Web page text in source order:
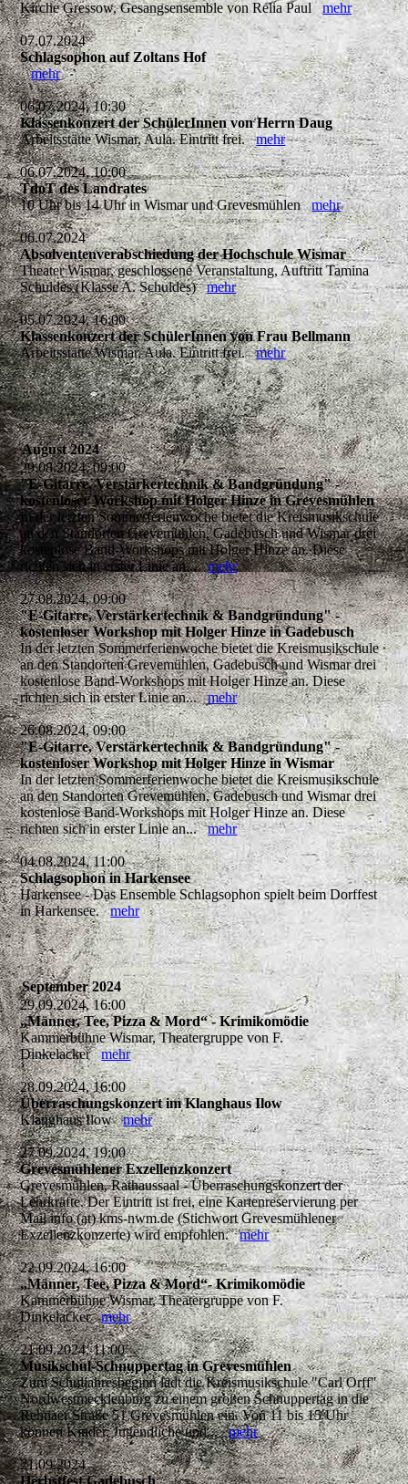
Kirche Gressow, Gesangsensemble von Relia Paulmehr
07.07.2024
Schlagsophon auf Zoltans Hof
mehr
06.07.2024, 10:30
Klassenkonzert der SchülerInnen von Herrn Daug
Arbeitsstätte Wismar, Aula. Eintritt frei.mehr
06.07.2024, 10:00
TdoT des Landrates
10 Uhr bis 14 Uhr in Wismar und Grevesmühlenmehr
06.07.2024
Absolventenverabschiedung der Hochschule Wismar
Theater Wismar, geschlossene Veranstaltung, Auftritt Tamina
Schuldes (Klasse A. Schuldes)mehr
05.07.2024, 16:00
Klassenkonzert der SchülerInnen von Frau Bellmann
Arbeitsstätte Wismar, Aula. Eintritt frei.mehr
August 2024
29.08.2024, 09:00
"E-Gitarre, Verstärkertechnik & Bandgründung" -
kostenloser Workshop mit Holger Hinze in Grevesmühlen
In der letzten Sommerferienwoche bietet die Kreismusikschule
an den Standorten Grevemühlen, Gadebusch und Wismar drei
kostenlose Band-Workshops mit Holger Hinze an. Diese
richten sich in erster Linie an...mehr
27.08.2024, 09:00
"E-Gitarre, Verstärkertechnik & Bandgründung" -
kostenloser Workshop mit Holger Hinze in Gadebusch
In der letzten Sommerferienwoche bietet die Kreismusikschule
an den Standorten Grevemühlen, Gadebusch und Wismar drei
kostenlose Band-Workshops mit Holger Hinze an. Diese
richten sich in erster Linie an...mehr
26.08.2024, 09:00
"E-Gitarre, Verstärkertechnik & Bandgründung" -
kostenloser Workshop mit Holger Hinze in Wismar
In der letzten Sommerferienwoche bietet die Kreismusikschule
an den Standorten Grevemühlen, Gadebusch und Wismar drei
kostenlose Band-Workshops mit Holger Hinze an. Diese
richten sich in erster Linie an...mehr
04.08.2024, 11:00
Schlagsophon in Harkensee
Harkensee - Das Ensemble Schlagsophon spielt beim Dorffest
in Harkensee.mehr
September 2024
29.09.2024, 16:00
„Männer, Tee, Pizza & Mord“ - Krimikomödie
Kammerbühne Wismar, Theatergruppe von F.
Dinkelackermehr
28.09.2024, 16:00
Überraschungskonzert im Klanghaus Ilow
Klanghaus Ilowmehr
27.09.2024, 19:00
Grevesmühlener Exzellenzkonzert
Grevesmühlen, Rathaussaal - Überraschungskonzert der
Lehrkräfte. Der Eintritt ist frei, eine Kartenreservierung per
Mail info (at) kms-nwm.de (Stichwort Grevesmühlener
Exzellenzkonzerte) wird empfohlen.mehr
22.09.2024, 16:00
„Männer, Tee, Pizza & Mord“- Krimikomödie
Kammerbühne Wismar, Theatergruppe von F.
Dinkelackermehr
21.09.2024, 11:00
Musikschul-Schnuppertag in Grevesmühlen
Zum Schuljahresbeginn lädt die Kreismusikschule "Carl Orff"
Nordwestmecklenburg zu einem großen Schnuppertag in die
Rehnaer Straße 51 Grevesmühlen ein. Von 11 bis 15 Uhr
können Kinder, Jugendliche und...mehr
21.09.2024
Herbstfest Gadebusch